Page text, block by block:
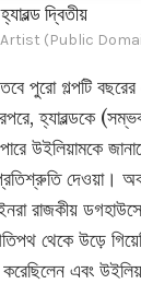
হ্যারল্ড দ্বিতীয়
(Public
পুরো গল্পটি
হ্যারল্ডকে
উইলিয়ামকে
দেওয়া।
রাজকীয়
থেকে উড়ে
এবং